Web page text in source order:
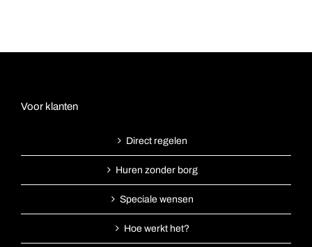
Voor klanten
Direct regelen
Huren zonder borg
Speciale wensen
Hoe werkt het?